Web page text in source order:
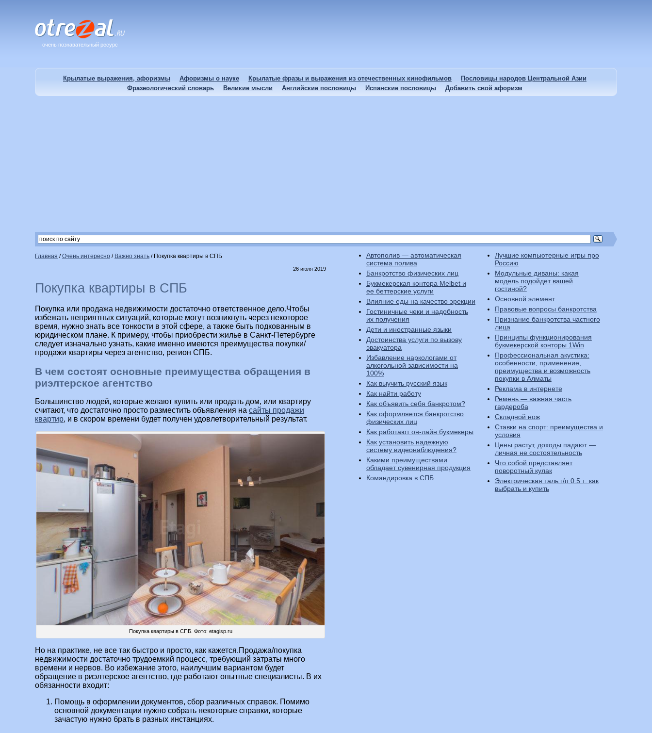
очень познавательный ресурс
Крылатые выражения, афоризмы Афоризмы о науке Крылатые фразы и выражения из отечественных кинофильмов
Пословицы народов Центральной Азии
Фразеологический словарь
Великие мысли Английские пословицы Испанские пословицы Добавить свой афоризм
Главная /Очень интересно / Важно знать / Покупка квартиры в СПБ
26 июля 2019
Покупка квартиры в СПБ
Покупка или продажа недвижимости достаточно ответственное дело.Чтобы
избежать неприятных ситуаций, которые могут возникнуть через некоторое
время, нужно знать все тонкости в этой сфере, а также быть подкованным в
юридическом плане. К примеру, чтобы приобрести жилье в Санкт-Петербурге
следует изначально узнать, какие именно имеются преимущества покупки/
продажи квартиры через агентство, регион СПБ.
В чем состоят основные преимущества обращения в
риэлтерское агентство
Большинство людей, которые желают купить или продать дом, или квартиру
считают, что достаточно просто разместить объявления на сайты продажи
квартир, и в скором времени будет получен удовлетворительный результат.
Покупка квартиры в СПБ. Фото: etagisp.ru
Но на практике, не все так быстро и просто, как кажется.Продажа/покупка
недвижимости достаточно трудоемкий процесс, требующий затраты много
времени и нервов. Во избежание этого, наилучшим вариантом будет
обращение в риэлтерское агентство, где работают опытные специалисты. В их
обязанности входит:
Помощь в оформлении документов, сбор различных справок. Помимо
основной документации нужно собрать некоторые справки, которые
зачастую нужно брать в разных инстанциях.
Автополив — автоматическая
система полива
Банкротство физических лиц
Букмекерская контора Melbet и
ее беттерские услуги
Влияние еды на качество эрекции
Гостиничные чеки и надобность
их получения
Дети и иностранные языки
Достоинства услуги по вызову
эвакуатора
Избавление наркологами от
алкогольной зависимости на
100%
Как выучить русский язык
Как найти работу
Как объявить себя банкротом?
Как оформляется банкротство
физических лиц
Как работают он-лайн букмекеры
Как установить надежную
систему видеонаблюдения?
Какими преимуществами
обладает сувенирная продукция
Командировка в СПБ
Лучшие компьютерные игры про
Россию
Модульные диваны: какая
модель подойдет вашей
гостиной?
Основной элемент
Правовые вопросы банкротства
Признание банкротства частного
лица
Принципы функционирования
букмекерской конторы 1Win
Профессиональная акустика:
особенности, применение,
преимущества и возможность
покупки в Алматы
Реклама в интернете
Ремень — важная часть
гардероба
Складной нож
Ставки на спорт: преимущества и
условия
Цены растут, доходы падают —
личная не состоятельность
Что собой представляет
поворотный кулак
Электрическая таль г/п 0.5 т: как
выбрать и купить